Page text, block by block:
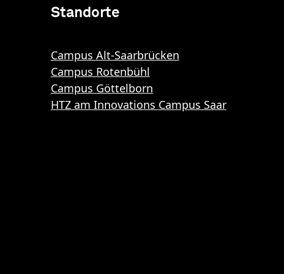
Standorte
Campus Alt-Saarbrücken
Campus Rotenbühl
Campus Göttelborn
HTZ am Innovations Campus Saar